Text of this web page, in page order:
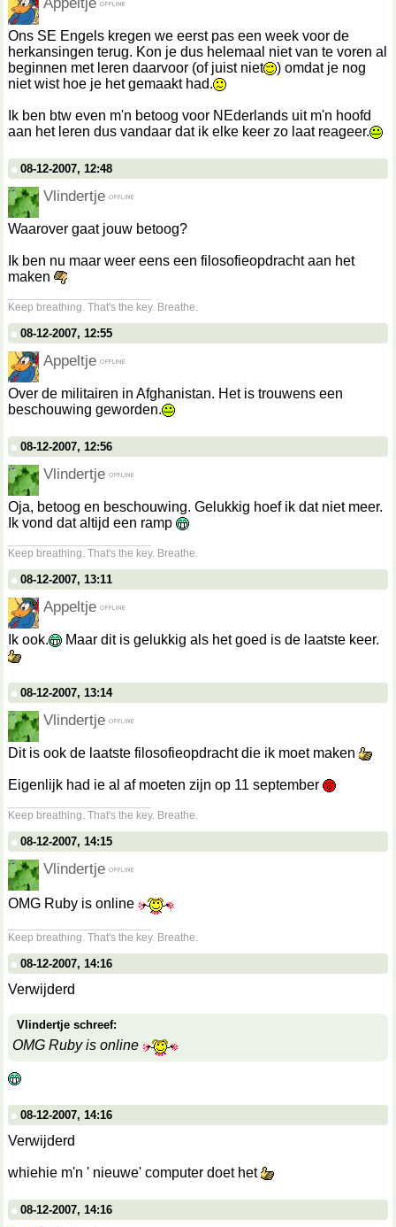
Ons SE Engels kregen we eerst pas een week voor de
herkansingen terug. Kon je dus helemaal niet van te voren al
beginnen met leren daarvoor (of juist niet
) omdat je nog
niet wist hoe je het gemaakt had.
Ik ben btw even m'n betoog voor NEderlands uit m'n hoofd
aan het leren dus vandaar dat ik elke keer zo laat reageer.
08-12-2007, 12:48
Vlindertje
Waarover gaat jouw betoog?
Ik ben nu maar weer eens een filosofieopdracht aan het
maken
Keep breathing. That's the key. Breathe.
08-12-2007, 12:55
Appeltje
Over de militairen in Afghanistan. Het is trouwens een
beschouwing geworden.
08-12-2007, 12:56
Vlindertje
Oja, betoog en beschouwing. Gelukkig hoef ik dat niet meer.
Ik vond dat altijd een ramp
Keep breathing. That's the key. Breathe.
08-12-2007, 13:11
Appeltje
Ik ook. Maar dit is gelukkig als het goed is de laatste keer.
08-12-2007, 13:14
Vlindertje
Dit is ook de laatste filosofieopdracht die ik moet maken
Eigenlijk had ie al af moeten zijn op 11 september
Keep breathing. That's the key. Breathe.
08-12-2007, 14:15
Vlindertje
OMG Ruby is online
Keep breathing. That's the key. Breathe.
08-12-2007, 14:16
Verwijderd
Vlindertje schreef:
OMG Ruby is online
08-12-2007, 14:16
Verwijderd
whiehie m'n ' nieuwe' computer doet het
08-12-2007, 14:16